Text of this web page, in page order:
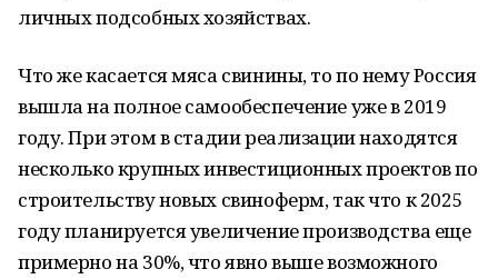
личных подсобных хозяйствах.
Что же касается мяса свинины, то по нему Россия
вышла на полное самообеспечение уже в 2019
году. При этом в стадии реализации находятся
несколько крупных инвестиционных проектов по
строительству новых свиноферм, так что к 2025
году планируется увеличение производства еще
примерно на 30%, что явно выше возможного